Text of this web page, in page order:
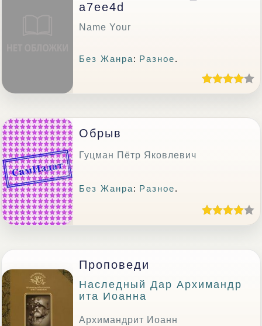
A7ee4d
Name Your
Без Жанра: Разное.
Обрыв
Гуцман Пётр Яковлевич
Без Жанра: Разное.
Проповеди
Наследный Дар Архимандр
Ита Иоанна
Архимандрит Иоанн